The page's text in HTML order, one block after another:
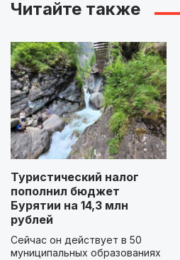
Читайте также
Туристический налог
пополнил бюджет
Бурятии на 14,3 млн
рублей
Сейчас он действует в 50
муниципальных образованиях